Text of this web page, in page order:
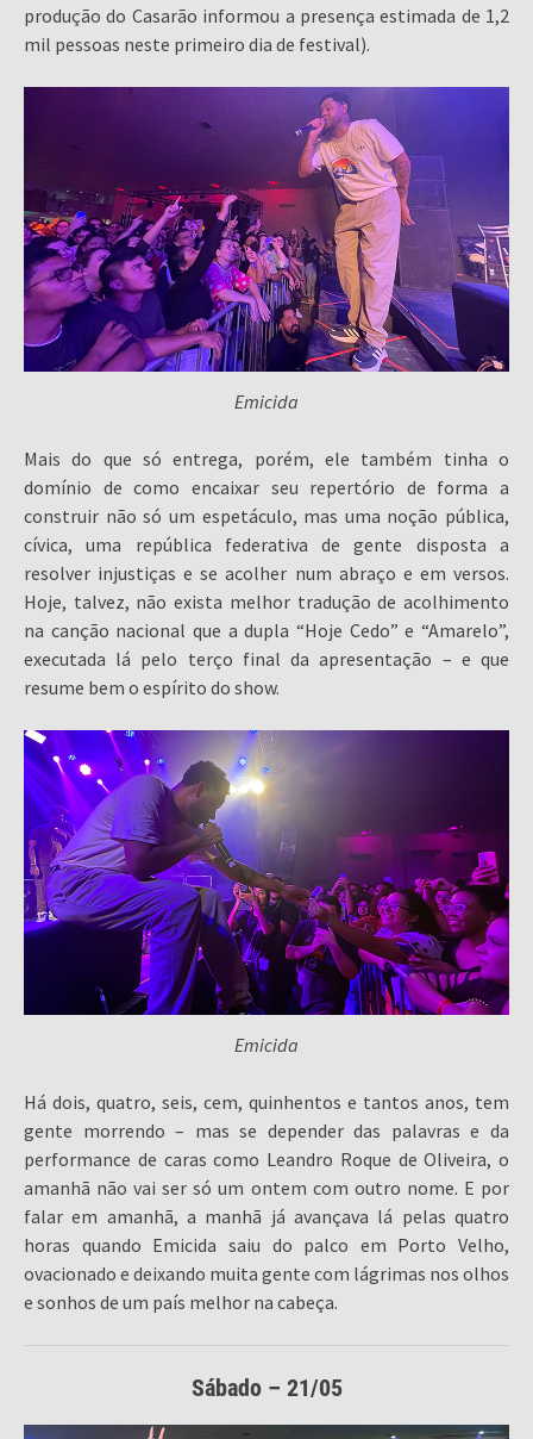
produção do Casarão informou a presença estimada de 1,2
mil pessoas neste primeiro dia de festival).
Emicida
Mais do que só entrega, porém, ele também tinha o
domínio de como encaixar seu repertório de forma a
construir não só um espetáculo, mas uma noção pública,
cívica, uma república federativa de gente disposta a
resolver injustiças e se acolher num abraço e em versos.
Hoje, talvez, não exista melhor tradução de acolhimento
na canção nacional que a dupla “Hoje Cedo” e “Amarelo”,
executada lá pelo terço final da apresentação – e que
resume bem o espírito do show.
Emicida
Há dois, quatro, seis, cem, quinhentos e tantos anos, tem
gente morrendo – mas se depender das palavras e da
performance de caras como Leandro Roque de Oliveira, o
amanhã não vai ser só um ontem com outro nome. E por
falar em amanhã, a manhã já avançava lá pelas quatro
horas quando Emicida saiu do palco em Porto Velho,
ovacionado e deixando muita gente com lágrimas nos olhos
e sonhos de um país melhor na cabeça.
Sábado – 21/05